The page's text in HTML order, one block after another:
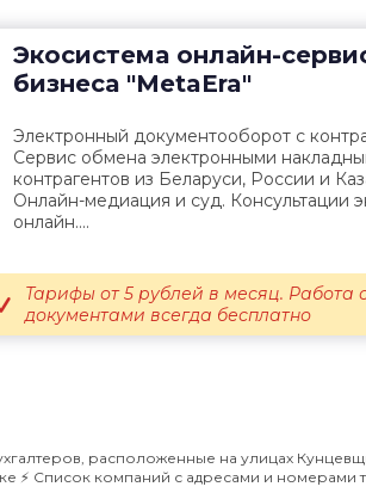
Экосистема онлайн-
бизнеса "MetaEra"
Электронный документооборот с
Сервис обмена электронными
контрагентов из Беларуси, России и
Онлайн-медиация и суд. Консультации
онлайн....
Тарифы от 5 рублей в месяц. Работа
документами всегда бесплатно
расположенные на улицах
⚡️ Список компаний с адресами и номерами